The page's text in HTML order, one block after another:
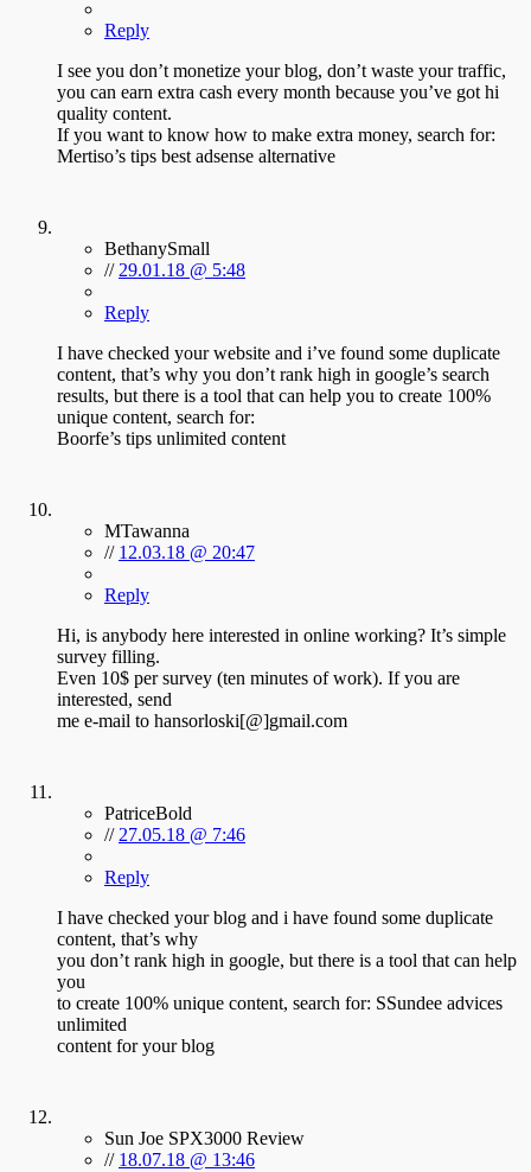
Reply
I see you don’t monetize your blog, don’t waste your traffic,
you can earn extra cash every month because you’ve got hi
quality content.
If you want to know how to make extra money, search for:
Mertiso’s tips best adsense alternative
BethanySmall
// 29.01.18 @ 5:48
Reply
I have checked your website and i’ve found some duplicate
content, that’s why you don’t rank high in google’s search
results, but there is a tool that can help you to create 100%
unique content, search for:
Boorfe’s tips unlimited content
MTawanna
// 12.03.18 @ 20:47
Reply
Hi, is anybody here interested in online working? It’s simple
survey filling.
Even 10$ per survey (ten minutes of work). If you are
interested, send
me e-mail to hansorloski[@]gmail.com
PatriceBold
// 27.05.18 @ 7:46
Reply
I have checked your blog and i have found some duplicate
content, that’s why
you don’t rank high in google, but there is a tool that can help
you
to create 100% unique content, search for: SSundee advices
unlimited
content for your blog
Sun Joe SPX3000 Review
// 18.07.18 @ 13:46